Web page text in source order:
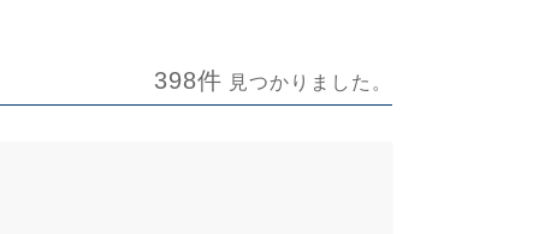
398件 見つかりました。